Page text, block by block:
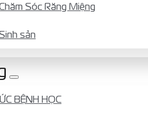
Sóc Răng Miệng
sản
BỆNH HỌC